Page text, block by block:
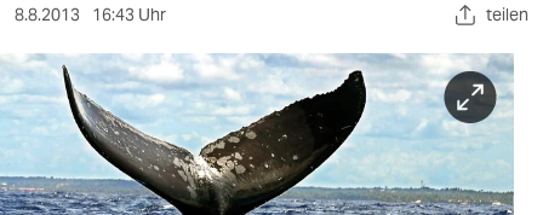
sport
berlin
nord
8.8.2013 16:43 Uhr teilen